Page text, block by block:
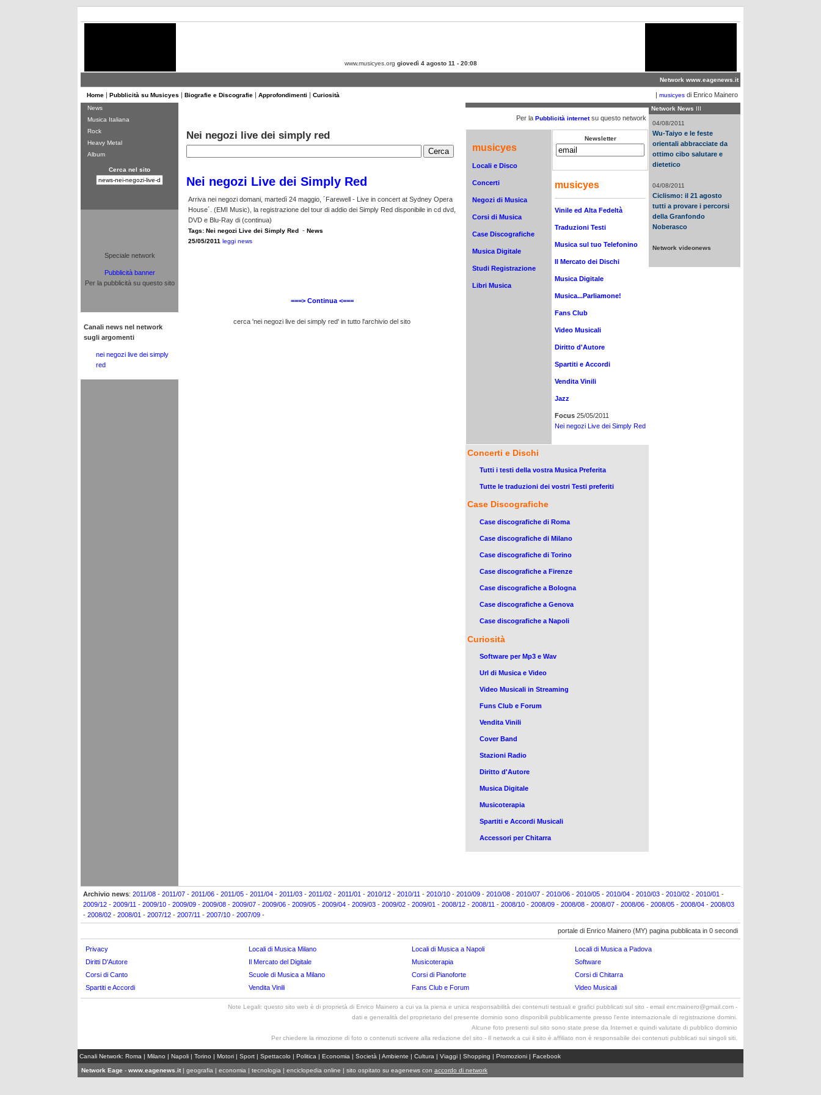
www.musicyes.org giovedì 4 agosto 11 - 20:08
Network www.eagenews.it
Home | Pubblicità su Musicyes | Biografie e Discografie | Approfondimenti | Curiosità | musicyes di Enrico Mainero
News
Musica Italiana
Rock
Heavy Metal
Album
Cerca nel sito
Speciale network
Pubblicità banner
Per la pubblicità su questo sito
Canali news nel network
sugli argomenti
nei negozi live dei simply
red
Nei negozi live dei simply red
Nei negozi Live dei Simply Red
Arriva nei negozi domani, martedì 24 maggio, ´Farewell - Live in concert at Sydney Opera
House´. (EMI Music), la registrazione del tour di addio dei Simply Red disponibile in cd dvd,
DVD e Blu-Ray di (continua)
Tags: Nei negozi Live dei Simply Red - News
25/05/2011 leggi news
===> Continua <===
cerca 'nei negozi live dei simply red' in tutto l'archivio del sito
Per la Pubblicità internetsu questo network
musicyes
Locali e Disco
Concerti
Negozi di Musica
Corsi di Musica
Case Discografiche
Musica Digitale
Studi Registrazione
Libri Musica
Newsletter
musicyes
Vinile ed Alta Fedeltà
Traduzioni Testi
Musica sul tuo Telefonino
Il Mercato dei Dischi
Musica Digitale
Musica...Parliamone!
Fans Club
Video Musicali
Diritto d'Autore
Spartiti e Accordi
Vendita Vinili
Jazz
Focus 25/05/2011
Nei negozi Live dei Simply Red
Concerti e Dischi
Tutti i testi della vostra Musica Preferita
Tutte le traduzioni dei vostri Testi preferiti
Case Discografiche
Case discografiche di Roma
Case discografiche di Milano
Case discografiche di Torino
Case discografiche a Firenze
Case discografiche a Bologna
Case discografiche a Genova
Case discografiche a Napoli
Curiosità
Software per Mp3 e Wav
Url di Musica e Video
Video Musicali in Streaming
Funs Club e Forum
Vendita Vinili
Cover Band
Stazioni Radio
Diritto d'Autore
Musica Digitale
Musicoterapia
Spartiti e Accordi Musicali
Accessori per Chitarra
Network News III
04/08/2011
Wu-Taiyo e le feste
orientali abbracciate da
ottimo cibo salutare e
dietetico
04/08/2011
Ciclismo: il 21 agosto
tutti a provare i percorsi
della Granfondo
Noberasco
Network videonews
Archivio news: 2011/08 - 2011/07 - 2011/06 - 2011/05 - 2011/04 - 2011/03 - 2011/02 - 2011/01 - 2010/12 - 2010/11 - 2010/10 - 2010/09 - 2010/08 - 2010/07 - 2010/06 - 2010/05 - 2010/04 - 2010/03 - 2010/02 - 2010/01 -
2009/12 - 2009/11 - 2009/10 - 2009/09 - 2009/08 - 2009/07 - 2009/06 - 2009/05 - 2009/04 - 2009/03 - 2009/02 - 2009/01 - 2008/12 - 2008/11 - 2008/10 - 2008/09 - 2008/08 - 2008/07 - 2008/06 - 2008/05 - 2008/04 - 2008/03
- 2008/02 - 2008/01 - 2007/12 - 2007/11 - 2007/10 - 2007/09 -
portale di Enrico Mainero (MY) pagina pubblicata in 0 secondi
Privacy Locali di Musica Milano Locali di Musica a Napoli
Locali di Musica a Padova
Diritti D'Autore
Il Mercato del Digitale Musicoterapia
Software
Corsi di Canto
Scuole di Musica a Milano Corsi di Pianoforte
Corsi di Chitarra
Spartiti e Accordi
Vendita Vinili Fans Club e Forum Video Musicali
Note Legali: questo sito web è di proprietà di Enrico Mainero a cui va la piena e unica responsabilità dei contenuti testuali e grafici pubblicati sul sito - email enr.mainero@gmail.com -
dati e generalità del proprietario del presente dominio sono disponibili pubblicamente presso l'ente internazionale di registrazione domini.
Alcune foto presenti sul sito sono state prese da Internet e quindi valutate di pubblico dominio
Per chiedere la rimozione di foto o contenuti scrivere alla redazione del sito - Il network a cui il sito è affiliato non è responsabile dei contenuti pubblicati sui singoli siti.
Canali Network: Roma | Milano | Napoli | Torino | Motori | Sport | Spettacolo | Politica | Economia | Società | Ambiente | Cultura | Viaggi | Shopping | Promozioni | Facebook
Network Eage - www.eagenews.it | geografia | economia | tecnologia | enciclopedia online | sito ospitato su eagenews con accordo di network